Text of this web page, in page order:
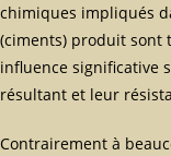
chimiques impliqués
(ciments) produit sont
influence significative
résultant et leur
Contrairement à